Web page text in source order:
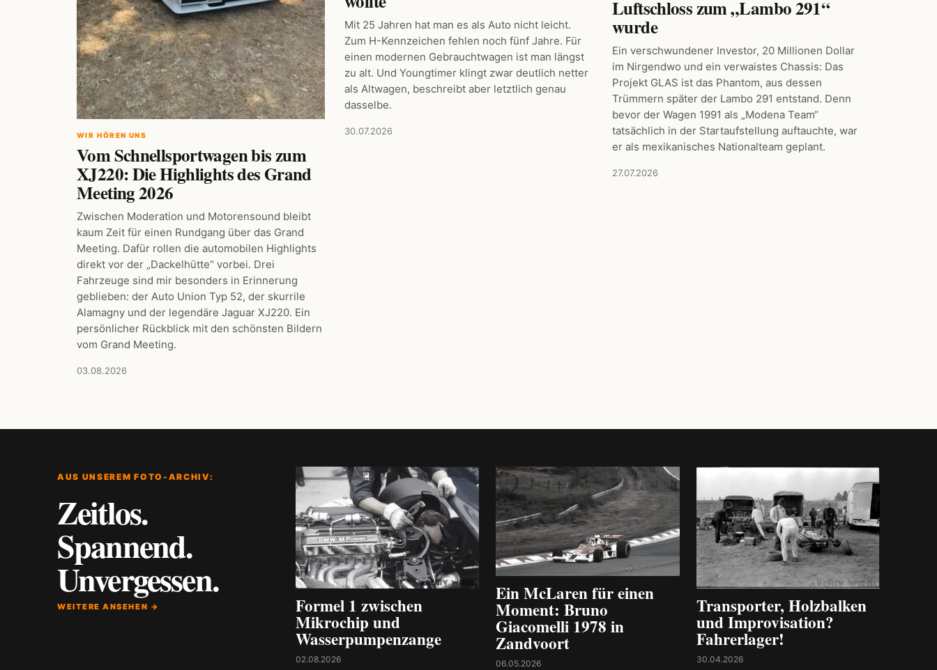
WIR HÖREN UNS
Vom Schnellsportwagen bis zum
XJ220: Die Highlights des Grand
Meeting 2026
Zwischen Moderation und Motorensound bleibt
kaum Zeit für einen Rundgang über das Grand
Meeting. Dafür rollen die automobilen Highlights
direkt vor der „Dackelhütte“ vorbei. Drei
Fahrzeuge sind mir besonders in Erinnerung
geblieben: der Auto Union Typ 52, der skurrile
Alamagny und der legendäre Jaguar XJ220. Ein
persönlicher Rückblick mit den schönsten Bildern
vom Grand Meeting.
03.08.2026
Mit 25 Jahren hat man es als Auto nicht leicht.
Zum H-Kennzeichen fehlen noch fünf Jahre. Für
einen modernen Gebrauchtwagen ist man längst
zu alt. Und Youngtimer klingt zwar deutlich netter
als Altwagen, beschreibt aber letztlich genau
dasselbe.
30.07.2026
Luftschloss zum „Lambo 291“
wurde
Ein verschwundener Investor, 20 Millionen Dollar
im Nirgendwo und ein verwaistes Chassis: Das
Projekt GLAS ist das Phantom, aus dessen
Trümmern später der Lambo 291 entstand. Denn
bevor der Wagen 1991 als „Modena Team“
tatsächlich in der Startaufstellung auftauchte, war
er als mexikanisches Nationalteam geplant.
27.07.2026
AUS UNSEREM FOTO-ARCHIV:
Zeitlos.
Spannend.
Unvergessen.
WEITERE ANSEHEN → Formel 1 zwischen
Mikrochip und
Wasserpumpenzange
02.08.2026
Ein McLaren für einen
Moment: Bruno
Giacomelli 1978 in
Zandvoort
06.05.2026
Transporter, Holzbalken
und Improvisation?
Fahrerlager!
30.04.2026